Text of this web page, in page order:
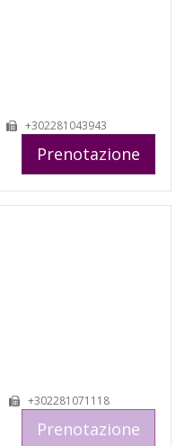
+302281043943
Prenotazione
+302281071118
Prenotazione